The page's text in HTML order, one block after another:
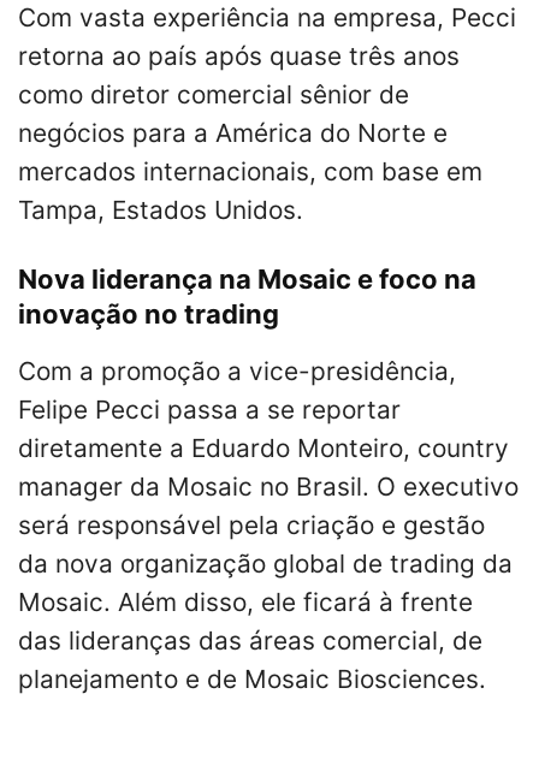
Com vasta experiência na empresa, Pecci
retorna ao país após quase três anos
como diretor comercial sênior de
negócios para a América do Norte e
mercados internacionais, com base em
Tampa, Estados Unidos.
Nova liderança na Mosaic e foco na
inovação no trading
Com a promoção a vice-presidência,
Felipe Pecci passa a se reportar
diretamente a Eduardo Monteiro, country
manager da Mosaic no Brasil. O executivo
será responsável pela criação e gestão
da nova organização global de trading da
Mosaic. Além disso, ele ficará à frente
das lideranças das áreas comercial, de
planejamento e de Mosaic Biosciences.